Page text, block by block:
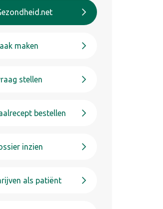
maken
stellen
bestellen
inzien
als patiënt